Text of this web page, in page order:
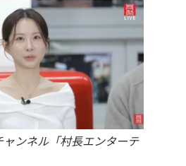
ンネル「村長エンターテ